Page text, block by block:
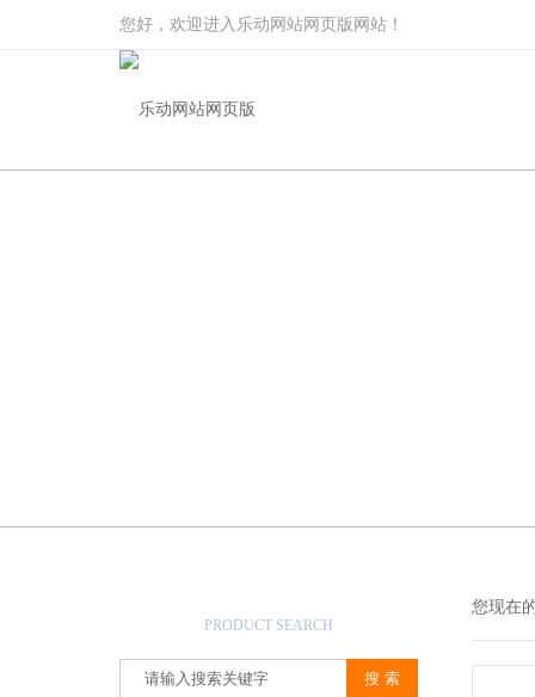
您好，欢迎进入乐动网站网页版网站！
PRODUCT SEARCH
您现在